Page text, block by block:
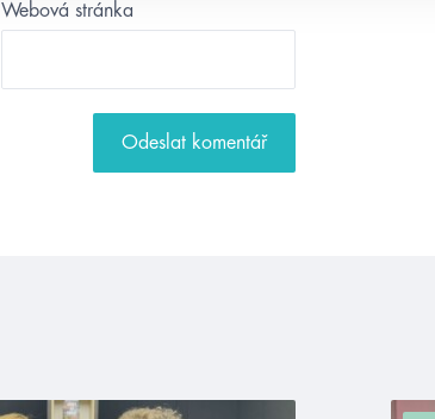
Webová stránka